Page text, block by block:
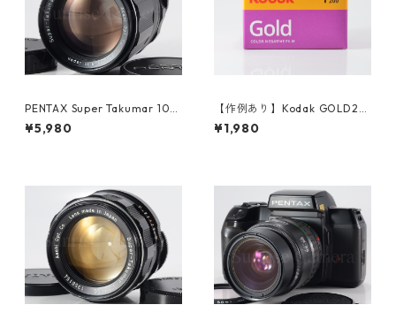
PENTAX Super Takumar 105
mm F2.8 M42 ペンタックス
(61335)
¥5,980
【作例あり】Kodak GOLD20
0 35mmカラーネガフィルム
36枚撮り (K012)
¥1,980